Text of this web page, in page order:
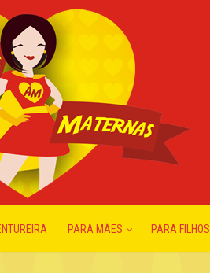
PARA MÃES PARA FILHOS